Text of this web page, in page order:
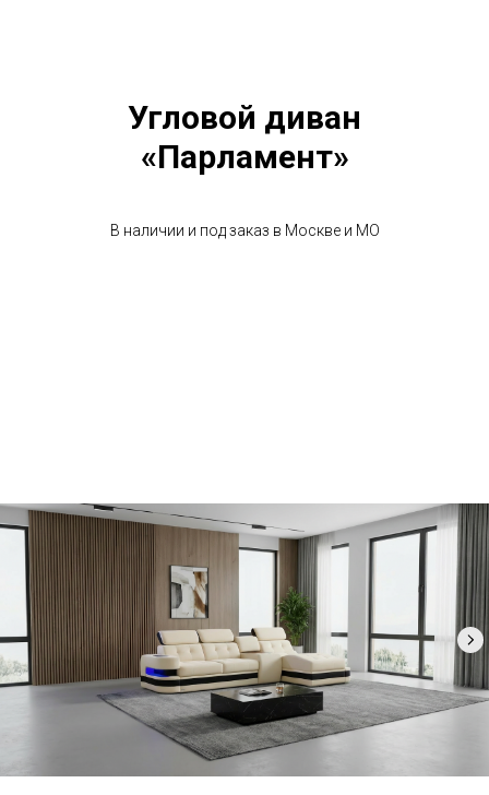
Угловой диван
«Парламент»
В наличии и под заказ в Москве и МО